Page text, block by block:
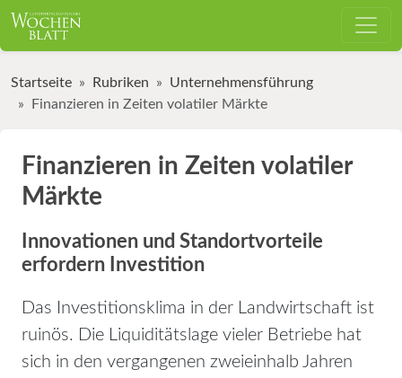
Startseite Rubriken
Unternehmensführung
Finanzieren in Zeiten volatiler Märkte
Finanzieren in Zeiten volatiler
Märkte
Innovationen und Standortvorteile
erfordern Investition
Das Investitionsklima in der Landwirtschaft ist
ruinös. Die Liquiditäts­lage vieler Betriebe hat
sich in den vergangenen zweieinhalb Jahren